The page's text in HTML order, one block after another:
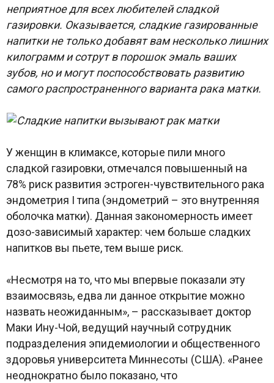
неприятное для всех любителей сладкой
газировки. Оказывается, сладкие газированные
напитки не только добавят вам несколько лишних
килограмм и сотрут в порошок эмаль ваших
зубов, но и могут поспособствовать развитию
самого распространенного варианта рака матки.
У женщин в климаксе, которые пили много
сладкой газировки, отмечался повышенный на
78% риск развития эстроген-чувствительного рака
эндометрия I типа (эндометрий – это внутренняя
оболочка матки). Данная закономерность имеет
дозо-зависимый характер: чем больше сладких
напитков вы пьете, тем выше риск.
«Несмотря на то, что мы впервые показали эту
взаимосвязь, едва ли данное открытие можно
назвать неожиданным», – рассказывает доктор
Маки Ину-Чой, ведущий научный сотрудник
подразделения эпидемиологии и общественного
здоровья университета Миннесоты (США). «Ранее
неоднократно было показано, что